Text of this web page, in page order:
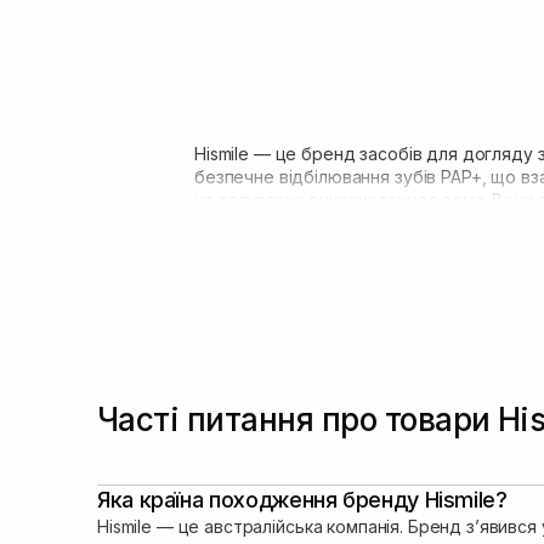
Hismile — це бренд засобів для догляду
безпечне відбілювання зубів PAP+, що
на регулярне використання вдома.
Часті питання про товари
Яка країна походження бренду Hismile?
Hismile — це австралійська компанія. Бренд